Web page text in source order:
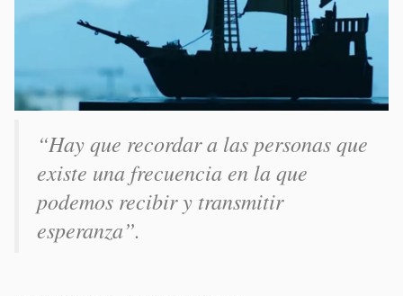
“Hay que recordar a las personas que
existe una frecuencia en la que
podemos recibir y transmitir
esperanza”.